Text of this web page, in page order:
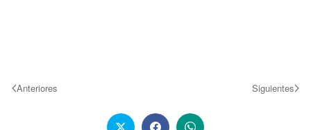
Anteriores Siguientes